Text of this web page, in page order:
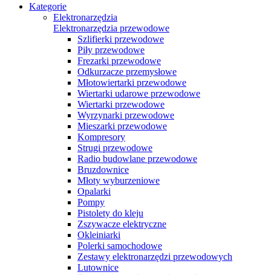
Kategorie
Elektronarzędzia
Elektronarzędzia przewodowe
Szlifierki przewodowe
Piły przewodowe
Frezarki przewodowe
Odkurzacze przemysłowe
Młotowiertarki przewodowe
Wiertarki udarowe przewodowe
Wiertarki przewodowe
Wyrzynarki przewodowe
Mieszarki przewodowe
Kompresory
Strugi przewodowe
Radio budowlane przewodowe
Bruzdownice
Młoty wyburzeniowe
Opalarki
Pompy
Pistolety do kleju
Zszywacze elektryczne
Okleiniarki
Polerki samochodowe
Zestawy elektronarzędzi przewodowych
Lutownice